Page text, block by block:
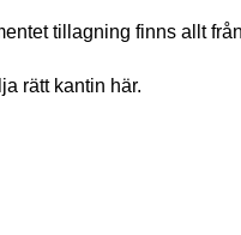
tillagning finns allt
rätt kantin här.